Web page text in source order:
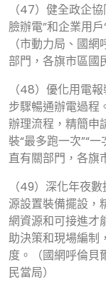
（47）健全政企
臉辦電”和企業用
（市動力局、國
部門，各旗市區國
（48）優化用電
步驟暢通辦電過程
辦理流程，精簡申
裝“最多跑一次”“
直有關部門，各旗
（49）深化年夜
源設置裝備擺設，
網資源和可接進才
助決策和現場編制
度。（國網呼倫貝
民當局）